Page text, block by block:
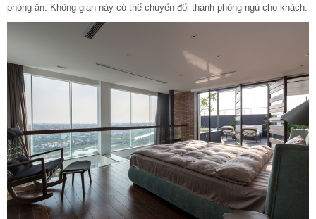
phòng ăn. Không gian này có thể chuyển đổi thành phòng ngủ cho khách.